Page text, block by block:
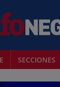
SECCIONES